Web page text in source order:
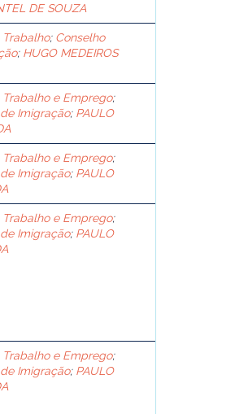
DE SOUZA
Trabalho; Conselho
; HUGO MEDEIROS
e Emprego;
Imigração; PAULO
e Emprego;
Imigração; PAULO
e Emprego;
Imigração; PAULO
e Emprego;
Imigração; PAULO